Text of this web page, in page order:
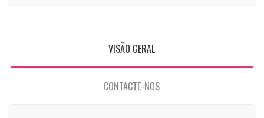
VISÃO GERAL
CONTACTE-NOS